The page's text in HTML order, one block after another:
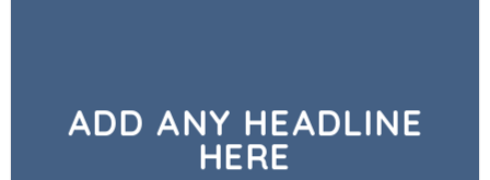
ADD ANY HEADLINE
HERE